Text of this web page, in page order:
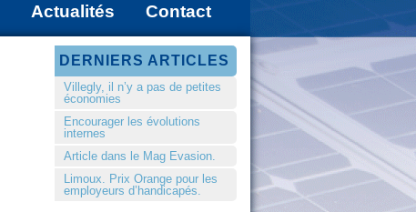
Actualités Contact
DERNIERS ARTICLES
Villegly, il n’y a pas de petites
économies
Encourager les évolutions
internes
Article dans le Mag Evasion.
Limoux. Prix Orange pour les
employeurs d’handicapés.